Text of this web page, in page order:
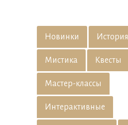
Новинки История
Мистика Квесты
Мастер-классы
Интерактивные